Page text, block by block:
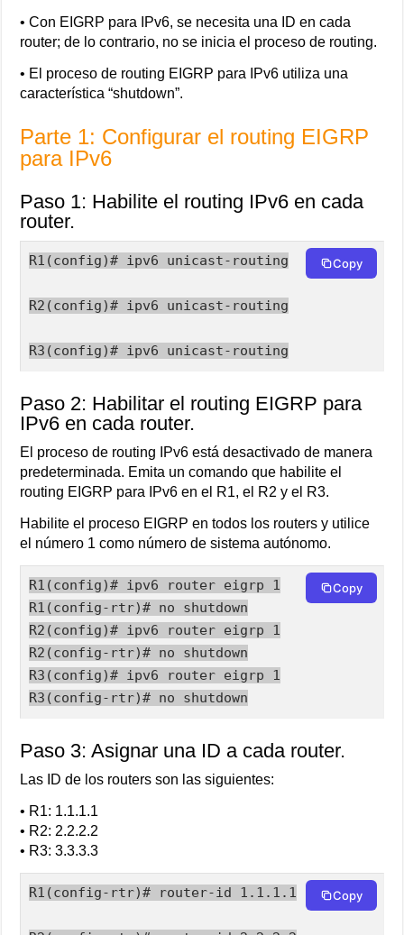
• Con EIGRP para IPv6, se necesita una ID en cada
router; de lo contrario, no se inicia el proceso de routing.
• El proceso de routing EIGRP para IPv6 utiliza una
característica “shutdown”.
Parte 1: Configurar el routing EIGRP
para IPv6
Paso 1: Habilite el routing IPv6 en cada
router.
R1(config)# ipv6 unicast-routing
R2(config)# ipv6 unicast-routing
R3(config)# ipv6 unicast-routing
Copy
Paso 2: Habilitar el routing EIGRP para
IPv6 en cada router.
El proceso de routing IPv6 está desactivado de manera
predeterminada. Emita un comando que habilite el
routing EIGRP para IPv6 en el R1, el R2 y el R3.
Habilite el proceso EIGRP en todos los routers y utilice
el número 1 como número de sistema autónomo.
R1(config)# ipv6 router eigrp 1
R1(config-rtr)# no shutdown
R2(config)# ipv6 router eigrp 1
R2(config-rtr)# no shutdown
R3(config)# ipv6 router eigrp 1
R3(config-rtr)# no shutdown
Copy
Paso 3: Asignar una ID a cada router.
Las ID de los routers son las siguientes:
• R1: 1.1.1.1
• R2: 2.2.2.2
• R3: 3.3.3.3
R1(config-rtr)# router-id 1.1.1.1 Copy